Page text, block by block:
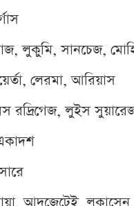
লুকুমি, সানচেজ,
লেরমা, আরিয়াস
রদ্রিগেজ, লুইস